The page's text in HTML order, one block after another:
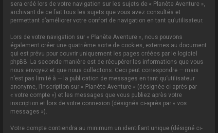
sera créé lors de votre navigation sur les sujets de « Planète Aventure »,
archivant de ce fait tous les sujets que vous avez consultés et
permettant d’améliorer votre confort de navigation en tant qu’utilisateur.
Lors de votre navigation sur « Planète Aventure », nous pouvons
également créer une quatrième sorte de cookies, externes au document
qui est prévu pour couvrir uniquement les pages créées par le logiciel
phpBB. La seconde manière est de récupérer les informations que vous
nous envoyez et que nous collectons. Ceci peut correspondre — mais
n’est pas limité à — la publication de messages en tant qu’utilisateur
anonyme, l’inscription sur « Planète Aventure » (désignée ci-après par
« votre compte ») et les messages que vous publiez après votre
inscription et lors de votre connexion (désignés ci-après par « vos
messages »).
Votre compte contiendra au minimum un identifiant unique (désigné ci-